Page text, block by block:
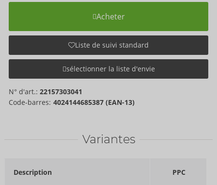
Acheter
Liste de suivi standard
sélectionner la liste d'envie
N° d'art.: 22157303041
Code-barres: 4024144685387 (EAN-13)
Variantes
Description PPC